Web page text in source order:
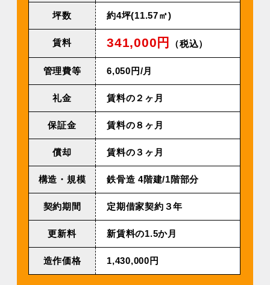
坪数 約4坪(11.57㎡)
賃料 341,000円 （税込）
管理費等 6,050円/⽉
礼金 賃料の２ヶ月
保証金 賃料の８ヶ月
償却 賃料の３ヶ月
構造・規模 鉄⾻造 4階建/1階部分
契約期間 定期借家契約３年
更新料 新賃料の1.5か月
造作価格 1,430,000円